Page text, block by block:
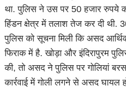
था. पुलिस ने उस पर 50 हजार रुपये
हिंडन क्षेत्र में तलाश तेज कर दी थी.
पुलिस को सूचना मिली कि असद
फिराक में है. खोड़ा और इंदिरापुरम
की, तो असद ने पुलिस पर गोलियां
कार्रवाई में गोली लगने से असद घायल